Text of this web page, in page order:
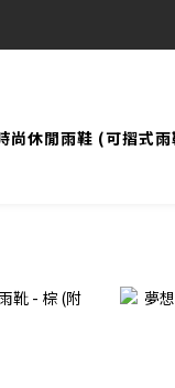
尚休閒雨鞋 (可摺式雨